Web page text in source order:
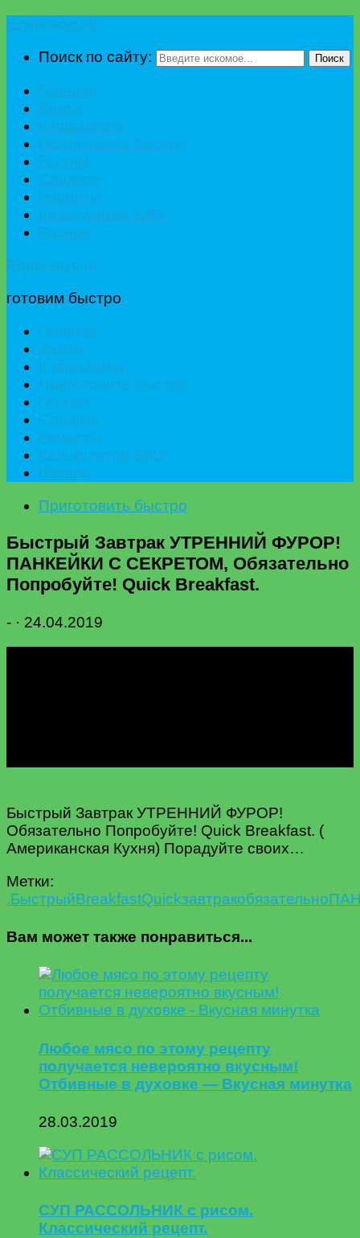
Поиск по сайту:
Поиск
готовим быстро
Приготовить быстро
Быстрый Завтрак УТРЕННИЙ ФУРОР!
ПАНКЕЙКИ С СЕКРЕТОМ, Обязательно
Попробуйте! Quick Breakfast.
- · 24.04.2019
Быстрый Завтрак УТРЕННИЙ ФУРОР!
Обязательно Попробуйте! Quick Breakfast. (
Американская Кухня) Порадуйте своих…
Метки:
.БыстрыйBreakfastQuickзавтракобязательно
Вам может также понравиться...
Любое мясо по этому рецепту
получается невероятно вкусным!
Отбивные в духовке — Вкусная минутка
28.03.2019
СУП РАССОЛЬНИК с рисом.
Классический рецепт.